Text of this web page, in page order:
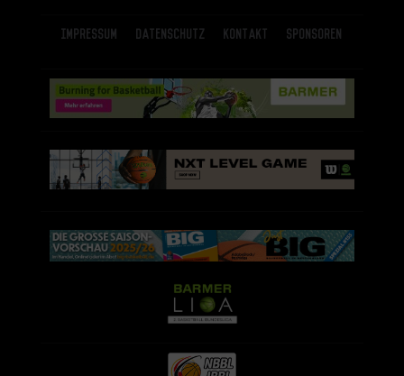
Impressum Datenschutz Kontakt Sponsoren